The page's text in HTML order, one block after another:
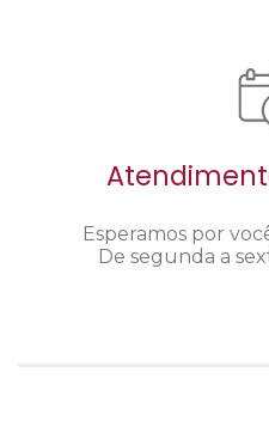
Esperamos por
De segunda a